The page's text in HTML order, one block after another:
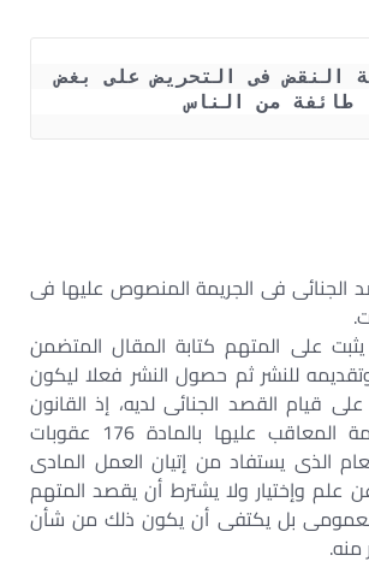
أحكام محكمة النقض فى التحريض على بغض
طائفة من الناس
الجنائى فى الجريمة المنصوص عليها فى
على المتهم كتابة المقال المتضمن
وتقديمه للنشر ثم حصول النشر فعلا ليكون
قيام القصد الجنائى لديه، إذ القانون
يكتفى فى الجريمة المعاقب عليها بالمادة 176 عقوبات
الذى يستفاد من إتيان العمل المادى
علم وإختيار ولا يشترط أن يقصد المتهم
العمومى بل يكتفى أن يكون ذلك من شأن